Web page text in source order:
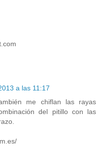
a las 11:17
me chiflan las rayas
del pitillo con las